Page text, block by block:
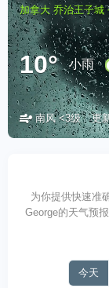
加拿大 乔治王子城
10° 小雨
南风 <3级 更
为你提供快速准
George的天气预
今天